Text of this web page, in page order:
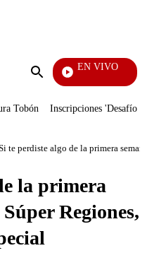
Enviar
EN VIVO
Mi Pecado
Tobón Inscripciones 'Desafío'
te perdiste algo de la primera
la primera
Regiones,